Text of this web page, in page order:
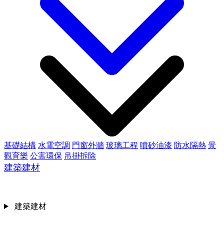
基礎結構 水電空調 門窗外牆 玻璃工程 噴砂油漆 防水隔熱 景
觀育樂 公害環保 吊掛拆除
建築建材
建築建材